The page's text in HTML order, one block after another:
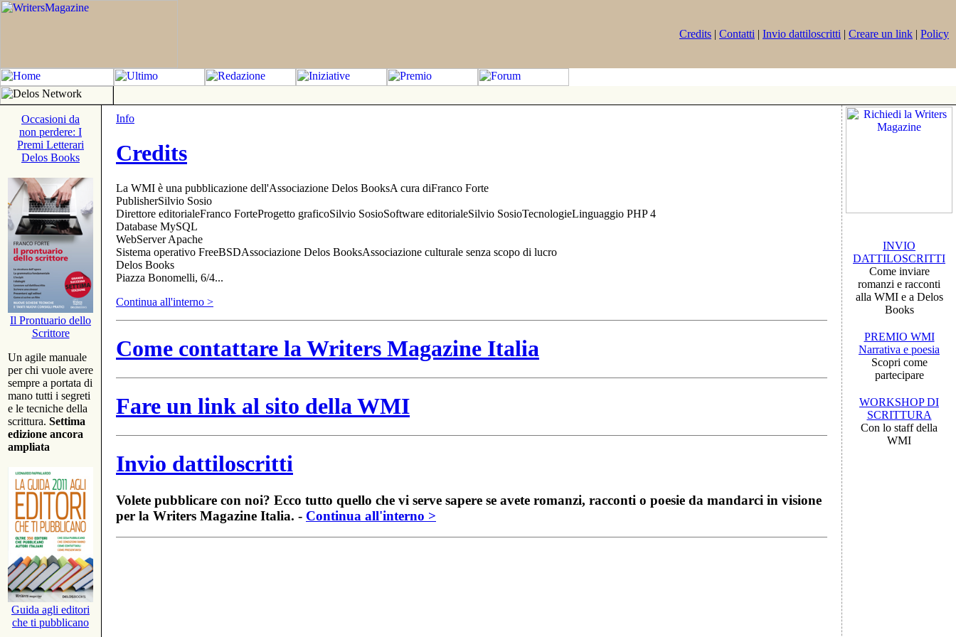
Credits | Contatti | Invio dattiloscritti | Creare un link | Policy
Occasioni da
non perdere: I
Premi Letterari
Delos Books
Il Prontuario dello
Scrittore
Un agile manuale
per chi vuole avere
sempre a portata di
mano tutti i segreti
e le tecniche della
scrittura. Settima
edizione ancora
ampliata
Guida agli editori
che ti pubblicano
Info
Credits
La WMI è una pubblicazione dell'Associazione Delos BooksA cura diFranco Forte
PublisherSilvio Sosio
Direttore editorialeFranco ForteProgetto graficoSilvio SosioSoftware editorialeSilvio SosioTecnologieLinguaggio PHP 4
Database MySQL
WebServer Apache
Sistema operativo FreeBSDAssociazione Delos BooksAssociazione culturale senza scopo di lucro
Delos Books
Piazza Bonomelli, 6/4...
Continua all'interno >
Come contattare la Writers Magazine Italia
Fare un link al sito della WMI
Invio dattiloscritti
Volete pubblicare con noi? Ecco tutto quello che vi serve sapere se avete romanzi, racconti o poesie da mandarci in visione
per la Writers Magazine Italia. - Continua all'interno >
INVIO
DATTILOSCRITTI
Come inviare
romanzi e racconti
alla WMI e a Delos
Books
PREMIO WMI
Narrativa e poesia
Scopri come
partecipare
WORKSHOP DI
SCRITTURA
Con lo staff della
WMI